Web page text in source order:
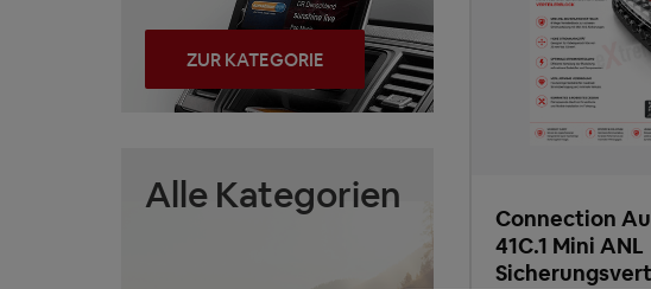
ZUR KATEGORIE
Alle Kategorien
Connection
41C.1 Mini ANL